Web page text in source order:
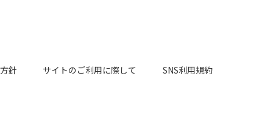
針 サイトのご利用に際して SNS利用規約